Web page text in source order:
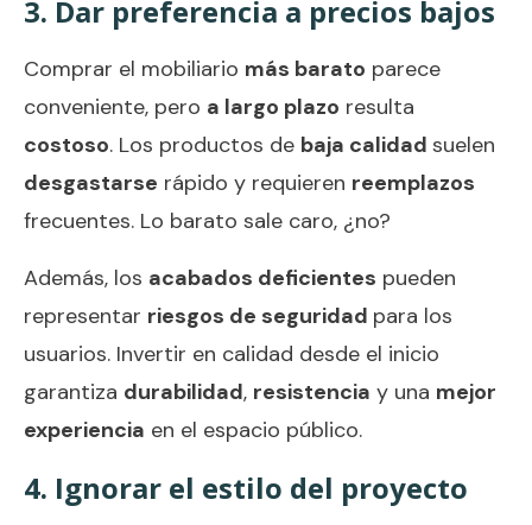
3. Dar preferencia a precios bajos
Comprar el mobiliario más barato parece
conveniente, pero a largo plazo resulta
costoso. Los productos de baja calidad suelen
desgastarse rápido y requieren reemplazos
frecuentes. Lo barato sale caro, ¿no?
Además, los acabados deficientes pueden
representar riesgos de seguridad para los
usuarios. Invertir en calidad desde el inicio
garantiza durabilidad, resistencia y una mejor
experiencia en el espacio público.
4. Ignorar el estilo del proyecto